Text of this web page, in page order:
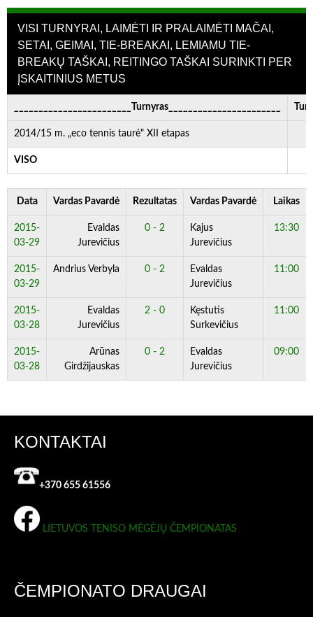
VISI TURNYRAI, LAIMĖTI IR PRALAIMĖTI MAČAI,
SETAI, GEIMAI, TIE-BREAKAI, LEMIAMU TIE-
BREAKŲ TAŠKAI, REITINGO TAŠKAI SURINKTI PER
ĮSKAITINIUS METUS
________________________Turnyras_______________________
2014/15 m. „eco tennis taurė" XII etapas
VISO
Data Vardas Pavardė Rezultatas Vardas Pavardė Laikas
2015-
03-29
Evaldas
Jurevičius
0 - 2
Kajus
Jurevičius
13:30
2015-
03-29
Andrius Verbyla 0 - 2
Evaldas
Jurevičius
11:00
2015-
03-28
Evaldas
Jurevičius
2 - 0
Kęstutis
Surkevičius
11:00
2015-
03-28
Arūnas
Girdžijauskas
0 - 2
Evaldas
Jurevičius
09:00
KONTAKTAI
+370 655 61556
LIETUVOS TENISO MĖGĖJŲ ČEMPIONATAS
ČEMPIONATO DRAUGAI